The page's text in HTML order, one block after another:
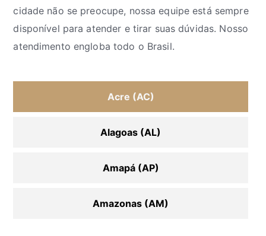
cidade não se preocupe, nossa equipe está sempre
disponível para atender e tirar suas dúvidas. Nosso
atendimento engloba todo o Brasil.
Acre (AC)
Alagoas (AL)
Amapá (AP)
Amazonas (AM)